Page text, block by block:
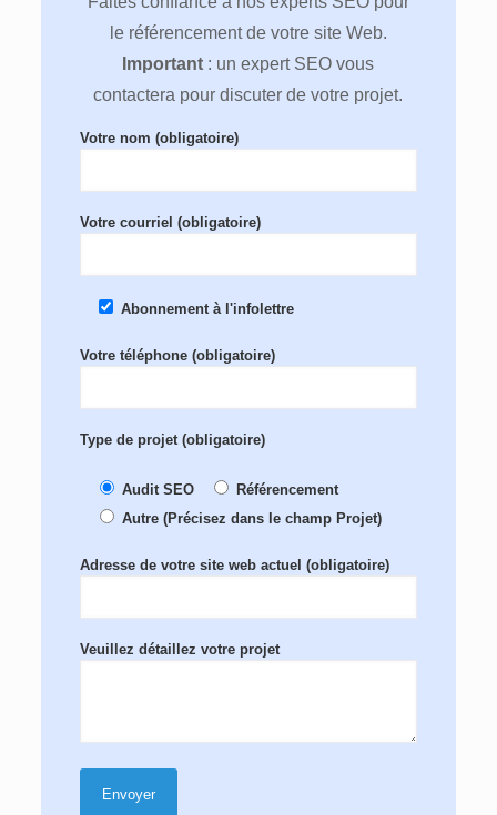
le référencement de votre site Web.
Important : un expert SEO vous
contactera pour discuter de votre projet.
Votre nom (obligatoire)
Votre courriel (obligatoire)
Abonnement à l'infolettre
Votre téléphone (obligatoire)
Type de projet (obligatoire)
Audit SEO
Référencement
Autre (Précisez dans le champ Projet)
Adresse de votre site web actuel (obligatoire)
Veuillez détaillez votre projet